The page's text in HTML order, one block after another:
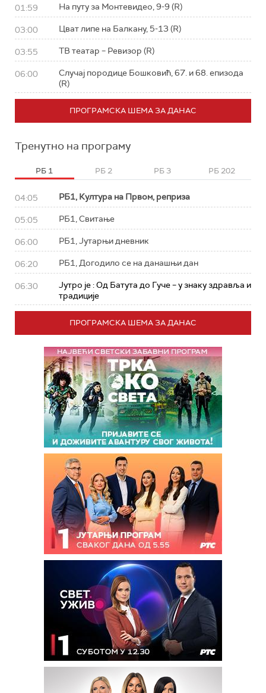
01:59 На путу за Монтевидео, 9-9 (R)
03:00 Цват липе на Балкану, 5-13 (R)
03:55 ТВ театар – Ревизор (R)
06:00
Случај породице Бошковић, 67. и 68. епизода
(R)
ПРОГРАМСКА ШЕМА ЗА ДАНАС
Тренутно на програму
РБ 1 РБ 2 РБ 3 РБ 202
04:05 РБ1, Култура на Првом, реприза
05:05 РБ1, Свитање
06:00 РБ1, Јутарњи дневник
06:20 РБ1, Догодило се на данашњи дан
06:30
Јутро је : Од Батута до Гуче – у знаку здравља и
традиције
ПРОГРАМСКА ШЕМА ЗА ДАНАС